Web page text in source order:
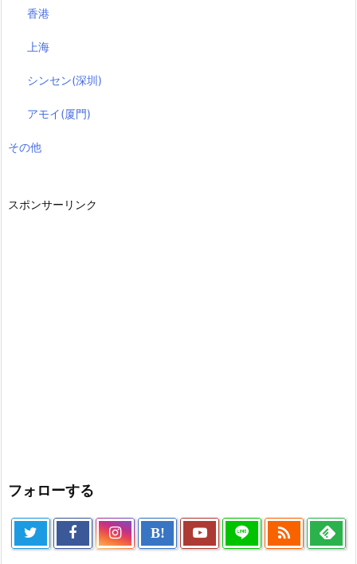
香港
上海
シンセン(深圳)
アモイ(厦門)
その他
スポンサーリンク
フォローする
B! 